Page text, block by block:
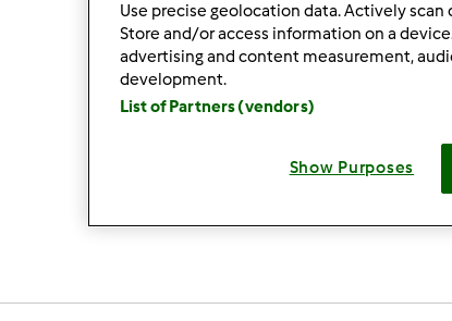
non è morta. ci vuol ben altro ad
di pasta made ed acqua, doppio peso
impasto elastico ma non appiccicoso.
minuti a 50° e poi spento ovviamente.
Poi rinfresca di nuovo nello stesso
frinfresco rinforzato, utilizzando solo
Use precise geolocation data. Actively
Store and/or access information on a
advertising and content measurement,
development.
List of Partners (vendors)
Show Purposes